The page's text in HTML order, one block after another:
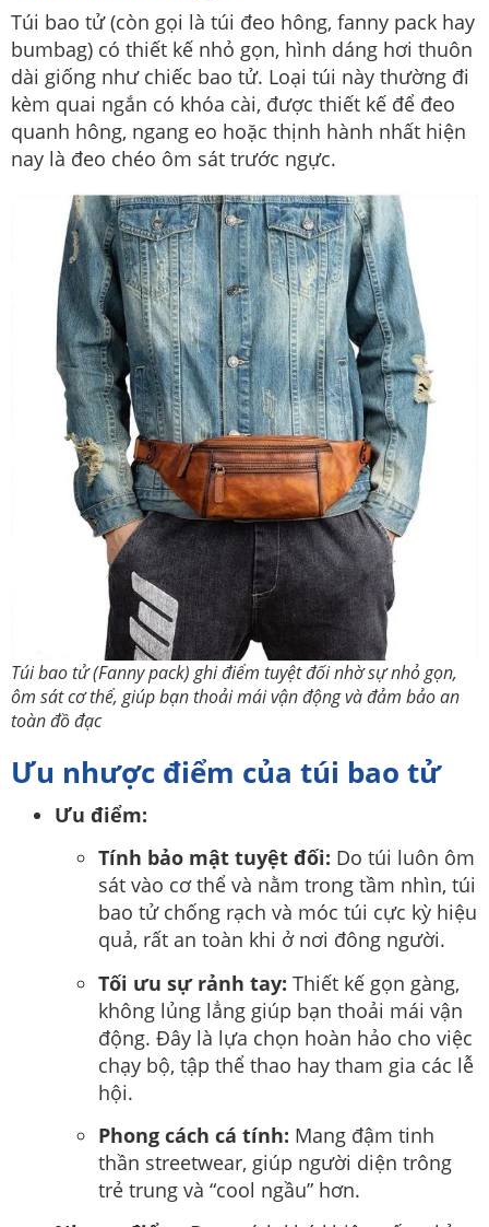
Túi bao tử (còn gọi là túi đeo hông, fanny pack hay
bumbag) có thiết kế nhỏ gọn, hình dáng hơi thuôn
dài giống như chiếc bao tử. Loại túi này thường đi
kèm quai ngắn có khóa cài, được thiết kế để đeo
quanh hông, ngang eo hoặc thịnh hành nhất hiện
nay là đeo chéo ôm sát trước ngực.
Túi bao tử (Fanny pack) ghi điểm tuyệt đối nhờ sự nhỏ gọn,
ôm sát cơ thể, giúp bạn thoải mái vận động và đảm bảo an
toàn đồ đạc
Ưu nhược điểm của túi bao tử
Ưu điểm:
Tính bảo mật tuyệt đối: Do túi luôn ôm
sát vào cơ thể và nằm trong tầm nhìn, túi
bao tử chống rạch và móc túi cực kỳ hiệu
quả, rất an toàn khi ở nơi đông người.
Tối ưu sự rảnh tay: Thiết kế gọn gàng,
không lủng lẳng giúp bạn thoải mái vận
động. Đây là lựa chọn hoàn hảo cho việc
chạy bộ, tập thể thao hay tham gia các lễ
hội.
Phong cách cá tính: Mang đậm tinh
thần streetwear, giúp người diện trông
trẻ trung và “cool ngầu” hơn.